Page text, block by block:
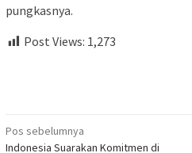
pungkasnya.
Post Views: 1,273
Navigasi
Pos sebelumnya
Indonesia Suarakan Komitmen di